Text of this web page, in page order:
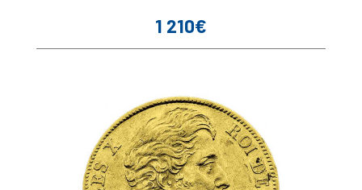
Prix
1 210€